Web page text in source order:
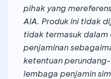
Premi: Rp100 juta/
Frekuensi bayar:
Maka Ibu Rina akan
Perlindungan jiwa
Cashbackatas polis
pihak yang
AIA. Produk ini tidak
tidak termasuk dalam
penjaminan
ketentuan
lembaga penjamin